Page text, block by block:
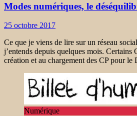
Modes numériques, le
25 octobre 2017
Ce que je viens de lire sur un réseau
j’entends depuis quelques mois. Certains
création et au chargement des CP pour le
Numérique